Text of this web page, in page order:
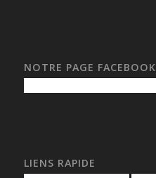
NOTRE PAGE FACEBOOK
LIENS RAPIDE